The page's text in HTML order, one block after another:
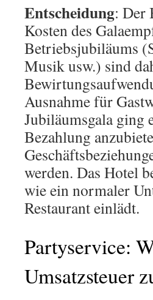
Entscheidung: Der
Kosten des
Betriebsjubiläums
Musik usw.) sind
Ausnahme für
Jubiläumsgala ging
Bezahlung
werden. Das Hotel
wie ein normaler
Restaurant einlädt.
Partyservice:
Umsatzsteuer